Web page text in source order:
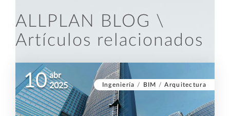
ALLPLAN BLOG \
Artículos relacionados
Ingeniería / BIM /Arquitectura
10 abr
2025